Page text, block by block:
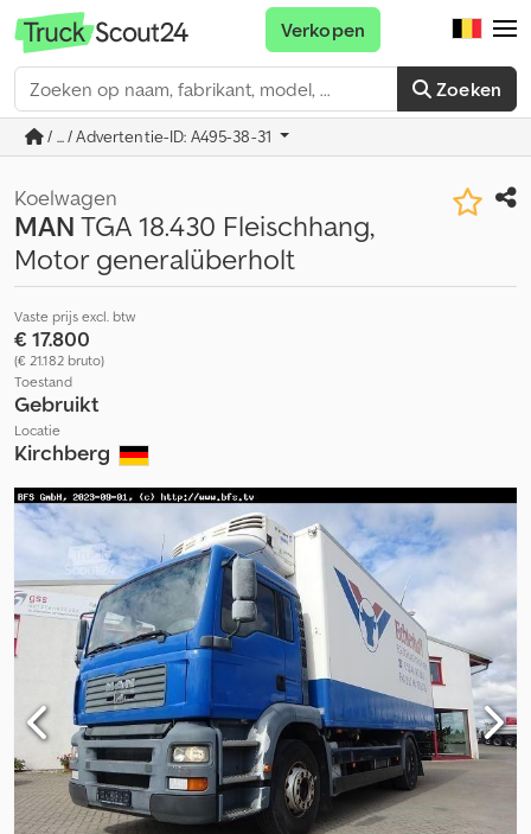
Zoeken
Verkopen
/ ... / Advertentie-ID: A495-38-31
Koelwagen
MANTGA 18.430 Fleischhang,
Motor generalüberholt
Vaste prijs excl. btw
€ 17.800
(€ 21.182 bruto)
Toestand
Gebruikt
Locatie
Kirchberg